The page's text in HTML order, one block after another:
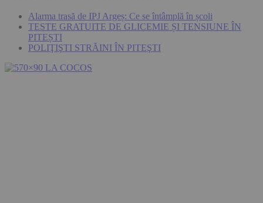
Alarma trasă de IPJ Argeș: Ce se întâmplă în școli
TESTE GRATUITE DE GLICEMIE ȘI TENSIUNE ÎN
PITEȘTI
POLIŢIŞTI STRĂINI ÎN PITEŞTI